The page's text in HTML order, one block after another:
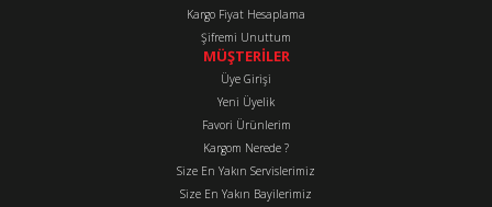
Kargo Fiyat Hesaplama
Şifremi Unuttum
MÜŞTERİLER
Üye Girişi
Yeni Üyelik
Favori Ürünlerim
Kargom Nerede ?
Size En Yakın Servislerimiz
Size En Yakın Bayilerimiz